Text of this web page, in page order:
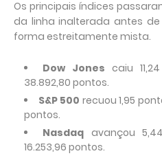
Os principais índices
da linha inalterada antes
forma estreitamente mista.
Dow Jones caiu
38.892,80 pontos.
S&P 500 recuou 1,95
pontos.
Nasdaq avançou
16.253,96 pontos.